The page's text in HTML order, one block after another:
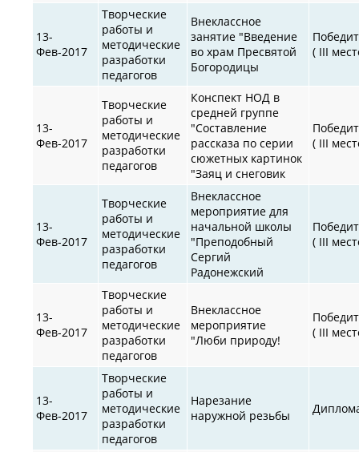
13-
Фев-2017
Творческие
работы и
методические
разработки
педагогов
Внеклассное
занятие "Введение
во храм Пресвятой
Богородицы
( III
13-
Фев-2017
Творческие
работы и
методические
разработки
педагогов
Конспект НОД в
средней группе
"Составление
рассказа по серии
сюжетных картинок
"Заяц и снеговик
( III
13-
Фев-2017
Творческие
работы и
методические
разработки
педагогов
Внеклассное
мероприятие для
начальной школы
"Преподобный
Сергий
Радонежский
( III
13-
Фев-2017
Творческие
работы и
методические
разработки
педагогов
Внеклассное
мероприятие
"Люби природу!
( III
13-
Фев-2017
Творческие
работы и
методические
разработки
педагогов
Нарезание
наружной резьбы